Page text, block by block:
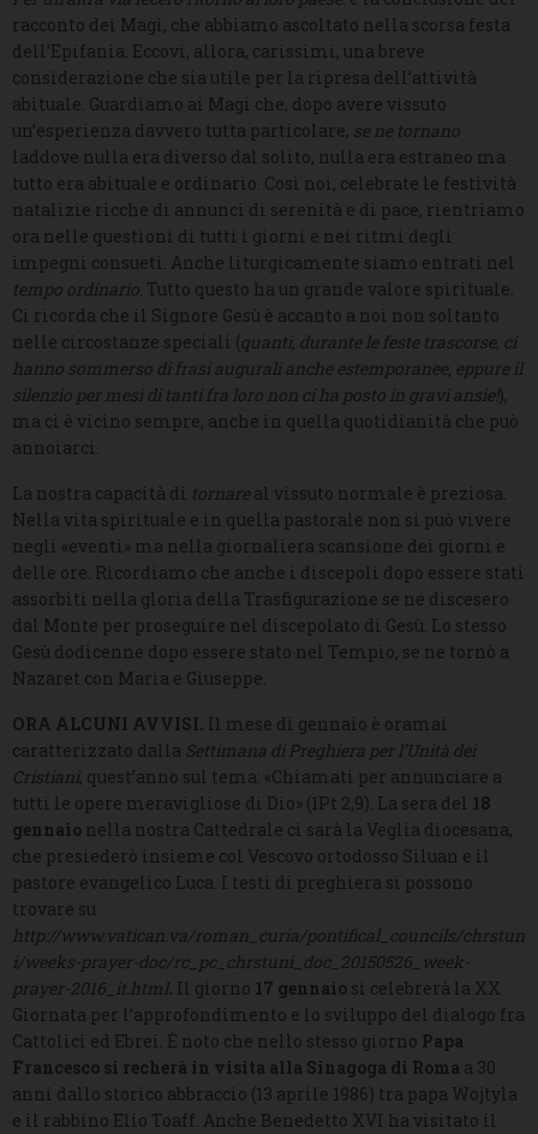
racconto dei Magi, che abbiamo ascoltato nella scorsa festa
dell’Epifania. Eccovi, allora, carissimi, una breve
considerazione che sia utile per la ripresa dell’attività
abituale. Guardiamo ai Magi che, dopo avere vissuto
un’esperienza davvero tutta particolare, se ne tornano
laddove nulla era diverso dal solito, nulla era estraneo ma
tutto era abituale e ordinario. Così noi, celebrate le festività
natalizie ricche di annunci di serenità e di pace, rientriamo
ora nelle questioni di tutti i giorni e nei ritmi degli
impegni consueti. Anche liturgicamente siamo entrati nel
tempo ordinario. Tutto questo ha un grande valore spirituale.
Ci ricorda che il Signore Gesù è accanto a noi non soltanto
nelle circostanze speciali (quanti, durante le feste trascorse, ci
hanno sommerso di frasi augurali anche estemporanee, eppure il
silenzio per mesi di tanti fra loro non ci ha posto in gravi ansie!),
ma ci è vicino sempre, anche in quella quotidianità che può
annoiarci.
La nostra capacità di tornareal vissuto normale è preziosa.
Nella vita spirituale e in quella pastorale non si può vivere
negli «eventi» ma nella giornaliera scansione dei giorni e
delle ore. Ricordiamo che anche i discepoli dopo essere stati
assorbiti nella gloria della Trasfigurazione se ne discesero
dal Monte per proseguire nel discepolato di Gesù. Lo stesso
Gesù dodicenne dopo essere stato nel Tempio, se ne tornò a
Nazaret con Maria e Giuseppe.
ORA ALCUNI AVVISI. Il mese di gennaio è oramai
caratterizzato dalla Settimana di Preghiera per l’Unità dei
Cristiani, quest’anno sul tema: «Chiamati per annunciare a
tutti le opere meravigliose di Dio» (1Pt 2,9). La sera del 18
gennaio nella nostra Cattedrale ci sarà la Veglia diocesana,
che presiederò insieme col Vescovo ortodosso Siluan e il
pastore evangelico Luca. I testi di preghiera si possono
trovare su
http://www.vatican.va/roman_curia/pontifical_councils/chrstun
i/weeks-prayer-doc/rc_pc_chrstuni_doc_20150526_week-
prayer-2016_it.html. Il giorno 17 gennaio si celebrerà la XX
Giornata per l’approfondimento e lo sviluppo del dialogo fra
Cattolici ed Ebrei. È noto che nello stesso giorno Papa
Francesco si recherà in visita alla Sinagoga di Roma a 30
anni dallo storico abbraccio (13 aprile 1986) tra papa Wojtyla
e il rabbino Elio Toaff. Anche Benedetto XVI ha visitato il